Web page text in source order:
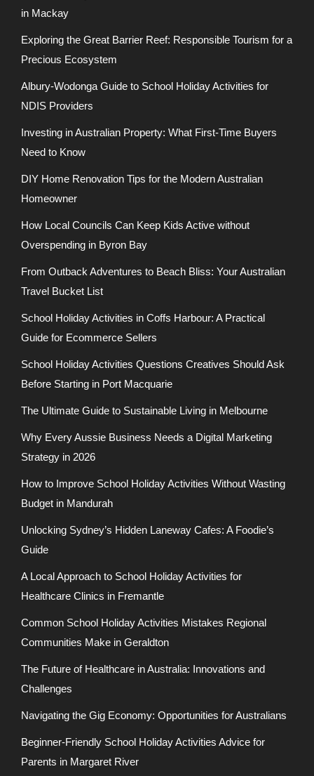
in Mackay
Exploring the Great Barrier Reef: Responsible Tourism for a
Precious Ecosystem
Albury-Wodonga Guide to School Holiday Activities for
NDIS Providers
Investing in Australian Property: What First-Time Buyers
Need to Know
DIY Home Renovation Tips for the Modern Australian
Homeowner
How Local Councils Can Keep Kids Active without
Overspending in Byron Bay
From Outback Adventures to Beach Bliss: Your Australian
Travel Bucket List
School Holiday Activities in Coffs Harbour: A Practical
Guide for Ecommerce Sellers
School Holiday Activities Questions Creatives Should Ask
Before Starting in Port Macquarie
The Ultimate Guide to Sustainable Living in Melbourne
Why Every Aussie Business Needs a Digital Marketing
Strategy in 2026
How to Improve School Holiday Activities Without Wasting
Budget in Mandurah
Unlocking Sydney’s Hidden Laneway Cafes: A Foodie’s
Guide
A Local Approach to School Holiday Activities for
Healthcare Clinics in Fremantle
Common School Holiday Activities Mistakes Regional
Communities Make in Geraldton
The Future of Healthcare in Australia: Innovations and
Challenges
Navigating the Gig Economy: Opportunities for Australians
Beginner-Friendly School Holiday Activities Advice for
Parents in Margaret River